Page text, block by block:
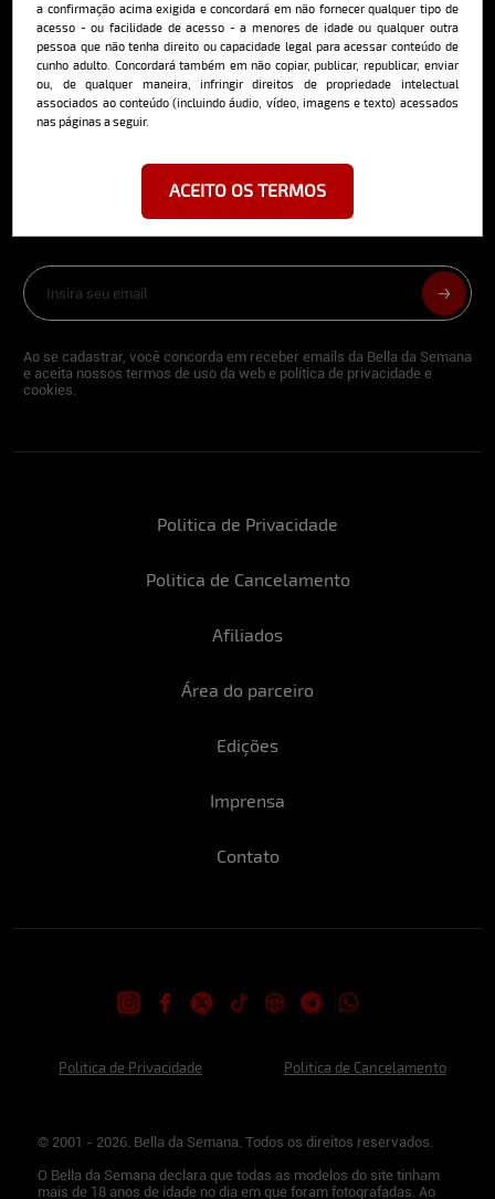
a confirmação acima exigida e concordará em não fornecer qualquer tipo de
acesso - ou facilidade de acesso - a menores de idade ou qualquer outra
pessoa que não tenha direito ou capacidade legal para acessar conteúdo de
cunho adulto. Concordará também em não copiar, publicar, republicar, enviar
ou, de qualquer maneira, infringir direitos de propriedade intelectual
associados ao conteúdo (incluindo áudio, vídeo, imagens e texto) acessados
nas páginas a seguir.
ACEITO OS TERMOS
O Bella da Semana é a maior e mais longeva revista masculina digital
do Brasil, com ensaios fotográficos e vídeos exclusivos de alta
qualidade, além de conteúdo editorial sobre saúde, esportes, moda,
comportamento, relacionamentos, tecnologia e erotismo.
Saiba mais
Politica de Privacidade
Politica de Cancelamento
Afiliados
Área do parceiro
Edições
Imprensa
Contato
Cadastre-se e receba a mais
deliciosa newsletter da internet
Ao se cadastrar, você concorda em receber emails da Bella da Semana
e aceita nossos termos de uso da web e política de privacidade e
cookies.
Politica de Privacidade Politica de Cancelamento
© 2001 - 2026. Bella da Semana. Todos os direitos reservados.
O Bella da Semana declara que todas as modelos do site tinham
mais de 18 anos de idade no dia em que foram fotografadas. Ao